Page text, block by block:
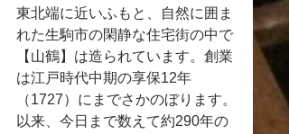
東北端に近いふもと、自然に囲ま
れた生駒市の閑静な住宅街の中で
【山鶴】は造られています。 創業
は江戸時代中期の享保12年
（1727）にまでさかのぼります。
以来、今日まで数えて約290年の